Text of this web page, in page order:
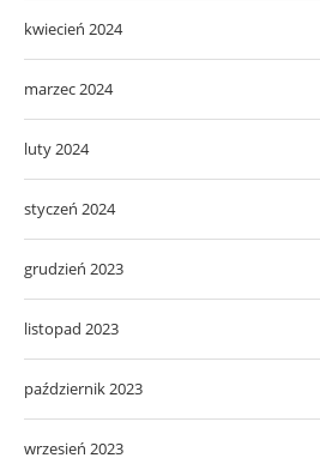
kwiecień 2024
marzec 2024
luty 2024
styczeń 2024
grudzień 2023
listopad 2023
październik 2023
wrzesień 2023